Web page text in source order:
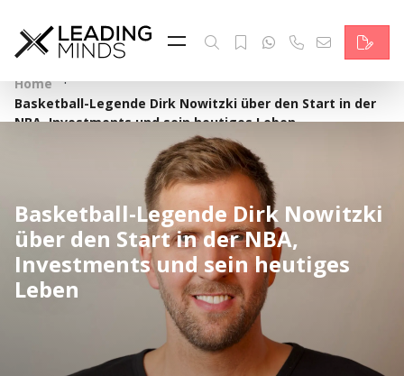
Feed & News
Reading Minds
Themen
Services
Wer wir sind
Kontakt
English
Home ·
Basketball-Legende Dirk Nowitzki über den Start in der
NBA, Investments und sein heutiges Leben
Basketball-Legende Dirk Nowitzki
über den Start in der NBA,
Investments und sein heutiges
Leben